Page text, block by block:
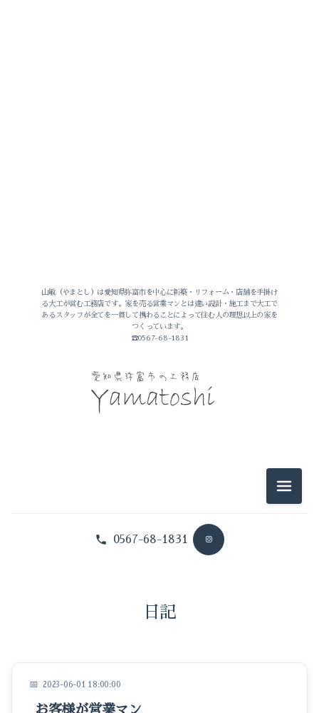
山敏のこと
仕事のこと
0567-68-1831
山敏（やまとし）は愛知県弥富市を中心に新築・リフォーム・店舗を手掛け
る大工が営む工務店です。家を売る営業マンとは違い設計・施工まで大工で
あるスタッフが全てを一貫して携わることによって住む人の理想以上の家を
つくっています。
☎0567-68-1831
山敏のこと
暮らしのこと
メニュ
日記
2023-06-01 18:00:00
お客様が営業マン